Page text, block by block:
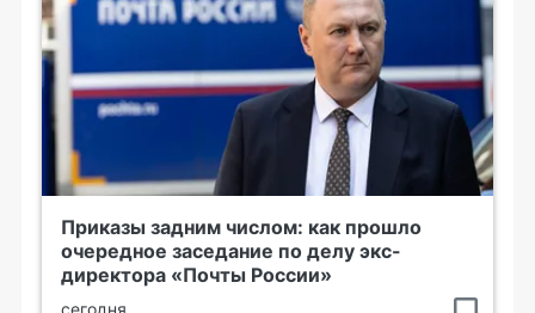
Приказы задним числом: как прошло
очередное заседание по делу экс-
директора «Почты России»
сегодня